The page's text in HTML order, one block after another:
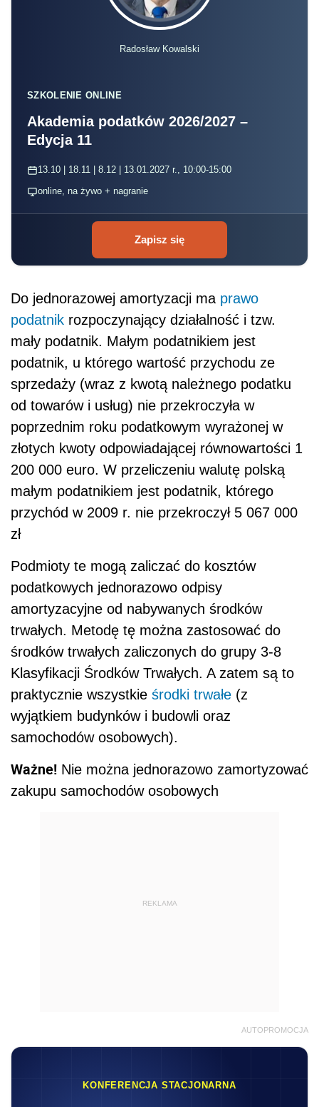
Radosław Kowalski
SZKOLENIE ONLINE
Akademia podatków 2026/2027 –
Edycja 11
13.10 | 18.11 | 8.12 | 13.01.2027 r., 10:00-15:00
online, na żywo + nagranie
Zapisz się
Do jednorazowej amortyzacji ma prawo
podatnik rozpoczynający działalność i tzw.
mały podatnik. Małym podatnikiem jest
podatnik, u którego wartość przychodu ze
sprzedaży (wraz z kwotą należnego podatku
od towarów i usług) nie przekroczyła w
poprzednim roku podatkowym wyrażonej w
złotych kwoty odpowiadającej równowartości 1
200 000 euro. W przeliczeniu walutę polską
małym podatnikiem jest podatnik, którego
przychód w 2009 r. nie przekroczył 5 067 000
zł
Podmioty te mogą zaliczać do kosztów
podatkowych jednorazowo odpisy
amortyzacyjne od nabywanych środków
trwałych. Metodę tę można zastosować do
środków trwałych zaliczonych do grupy 3-8
Klasyfikacji Środków Trwałych. A zatem są to
praktycznie wszystkie środki trwałe (z
wyjątkiem budynków i budowli oraz
samochodów osobowych).
Ważne! Nie można jednorazowo zamortyzować
zakupu samochodów osobowych
REKLAMA
AUTOPROMOCJA
KONFERENCJA STACJONARNA